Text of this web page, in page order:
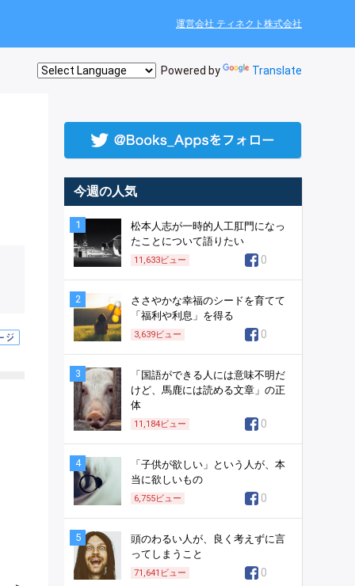
運営会社 ティネクト株式会社
Powered by Translate
今週の人気
1
松本人志が一時的人工肛門になっ
たことについて語りたい
11,633ビュー 0
2
ささやかな幸福のシードを育てて
「福利や利息」を得る
3,639ビュー 0
3
「国語ができる人には意味不明だ
けど、馬鹿には読める文章」の正
体
11,184ビュー 0
4
「子供が欲しい」という人が、本
当に欲しいもの
6,755ビュー 0
5
頭のわるい人が、良く考えずに言
ってしまうこと
71,641 ビュー 0